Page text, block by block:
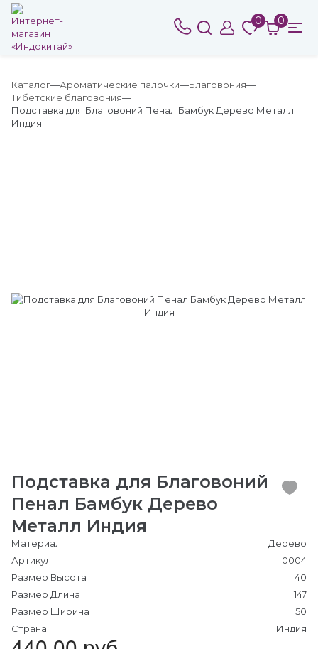
0 0
Каталог Ароматические палочки
Благовония
Тибетские благовония
Подставка для Благовоний Пенал Бамбук Дерево Металл
Индия
Подставка для Благовоний
Пенал Бамбук Дерево
Металл Индия
Материал
Дерево
Артикул
0004
Размер Высота
40
Размер Длина
147
Размер Ширина
50
Страна
Индия